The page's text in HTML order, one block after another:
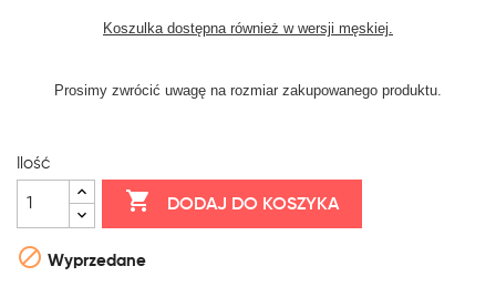
Koszulka dostępna również w wersji męskiej.
Prosimy zwrócić uwagę na rozmiar zakupowanego produktu.
Ilość
 DODAJ DO KOSZYKA
 Wyprzedane